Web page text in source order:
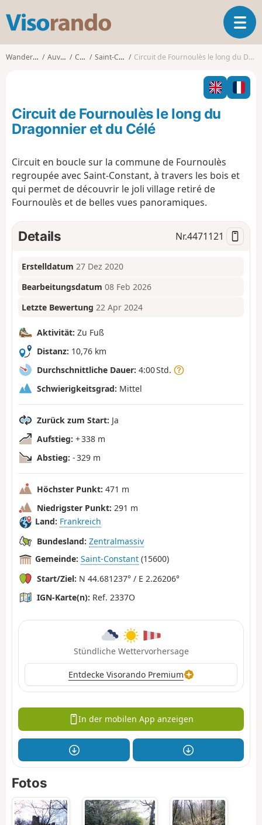
s
o
o
T
o
g
l
n
t
Wanderungen Auvergne Cantal Saint-Constant Circuit de Fournoulès le long du Dragonnier et du Célé
Circuit de Fournoulès le long du
Dragonnier et du Célé
Circuit en boucle sur la commune de Fournoulès
regroupée avec Saint-Constant, à travers les bois et
qui permet de découvrir le joli village retiré de
Fournoulès et de belles vues panoramiques.
Details Nr.4471121
Erstelldatum 27 Dez 2020
Bearbeitungsdatum 08 Feb 2026
Letzte Bewertung 22 Apr 2024
Aktivität: Zu Fuß
Distanz: 10,76 km
Durchschnittliche Dauer: 4:00 Std.
Schwierigkeitsgrad: Mittel
Zurück zum Start: Ja
Aufstieg: + 338 m
Abstieg: - 329 m
Höchster Punkt: 471 m
Niedrigster Punkt: 291 m
Land: Frankreich
Bundesland: Zentralmassiv
Gemeinde: Saint-Constant (15600)
Start/Ziel: N 44.681237° / E 2.26206°
IGN-Karte(n): Ref. 2337O
Stündliche Wettervorhersage
Entdecke Visorando Premium
In der mobilen App anzeigen
Fotos